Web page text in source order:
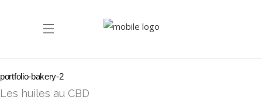
portfolio-bakery-2
Les huiles au CBD